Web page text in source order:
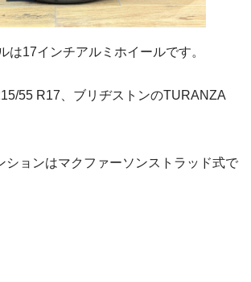
は17インチアルミホイールです。
55 R17、ブリヂストンのTURANZA
ションはマクファーソンストラッド式で